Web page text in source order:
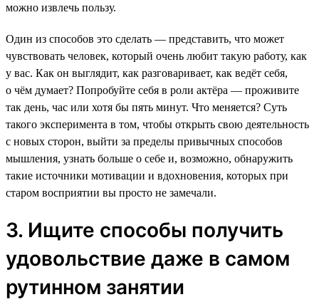
можно извлечь пользу.
Один из способов это сделать — представить, что может
чувствовать человек, который очень любит такую работу, как
у вас. Как он выглядит, как разговаривает, как ведёт себя,
о чём думает? Попробуйте себя в роли актёра — проживите
так день, час или хотя бы пять минут. Что меняется? Суть
такого эксперимента в том, чтобы открыть свою деятельность
с новых сторон, выйти за пределы привычных способов
мышления, узнать больше о себе и, возможно, обнаружить
такие источники мотивации и вдохновения, которых при
старом восприятии вы просто не замечали.
3. Ищите способы получить
удовольствие даже в самом
рутинном занятии